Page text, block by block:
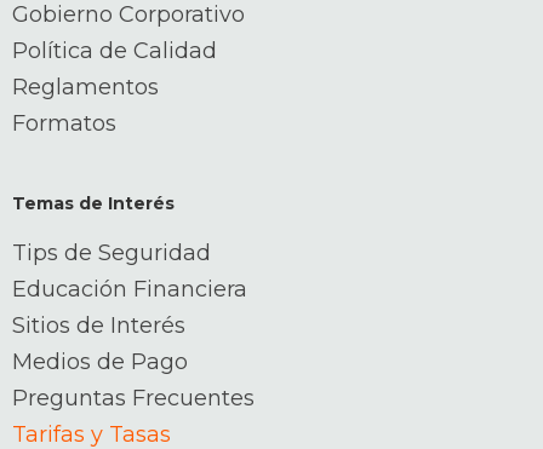
Gobierno Corporativo
Política de Calidad
Reglamentos
Formatos
Temas de Interés
Tips de Seguridad
Educación Financiera
Sitios de Interés
Medios de Pago
Preguntas Frecuentes
Tarifas y Tasas